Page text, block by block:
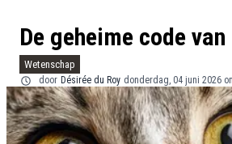
De geheime code
Wetenschap
door Désirée du Roy donderdag, 04 juni 2026